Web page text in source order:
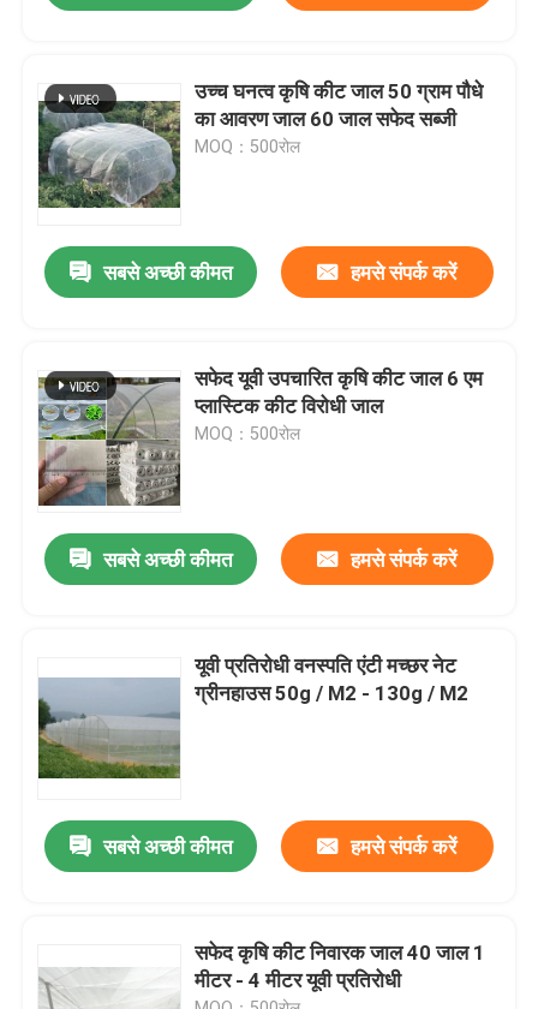
उत्पाद
हमारे बारे में
गुणवत्ता नियंत्रण
एक बोली का अनुरोध
Russian website
चुंबकीय जाल दरवाजा पर्दा
पीई छाया नेट
उच्च घनत्व कृषि कीट जाल 50 ग्राम पौधे
का आवरण जाल 60 जाल सफेद सब्जी
MOQ：500रोल
सबसे अच्छी कीमत हमसे संपर्क करें
सफेद यूवी उपचारित कृषि कीट जाल 6 एम
प्लास्टिक कीट विरोधी जाल
MOQ：500रोल
सबसे अच्छी कीमत हमसे संपर्क करें
यूवी प्रतिरोधी वनस्पति एंटी मच्छर नेट
ग्रीनहाउस 50g / M2 - 130g / M2
सबसे अच्छी कीमत हमसे संपर्क करें
सफेद कृषि कीट निवारक जाल 40 जाल 1
मीटर - 4 मीटर यूवी प्रतिरोधी